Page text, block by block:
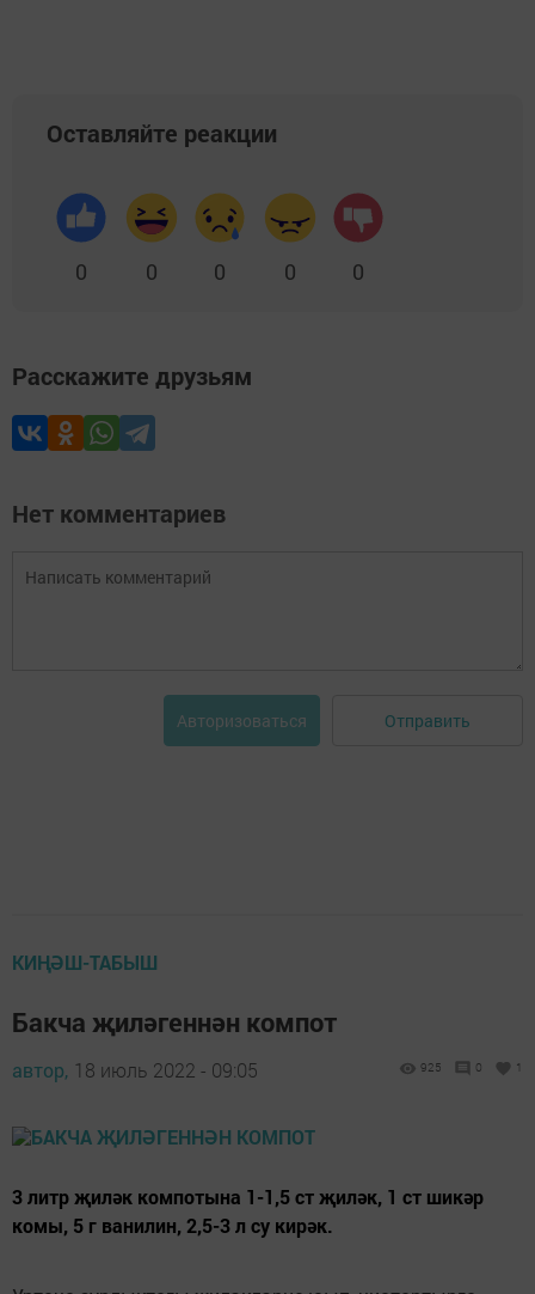
Оставляйте реакции
0 0 0 0 0
Расскажите друзьям
Нет комментариев
Авторизоваться Отправить
КИҢӘШ-ТАБЫШ
Бакча җиләгеннән компот
автор, 18 июль 2022 - 09:05 925 0 1
3 литр җиләк компотына 1-1,5 ст җиләк, 1 ст шикәр
комы, 5 г ванилин, 2,5-3 л су кирәк.